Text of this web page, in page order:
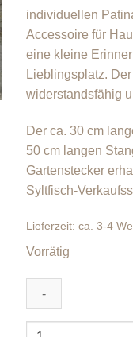
individuellen
Accessoire für
eine kleine
Lieblingsplatz.
widerstandsfähig
Der ca. 30 cm
50 cm langen
Gartenstecker
Syltfisch-
Lieferzeit: ca. 3-4
Vorrätig
Syltfisch